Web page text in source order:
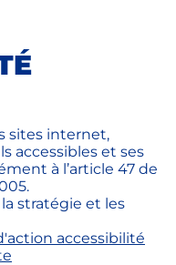
sites internet,
accessibles et ses
à l’article 47 de
stratégie et les
accessibilité